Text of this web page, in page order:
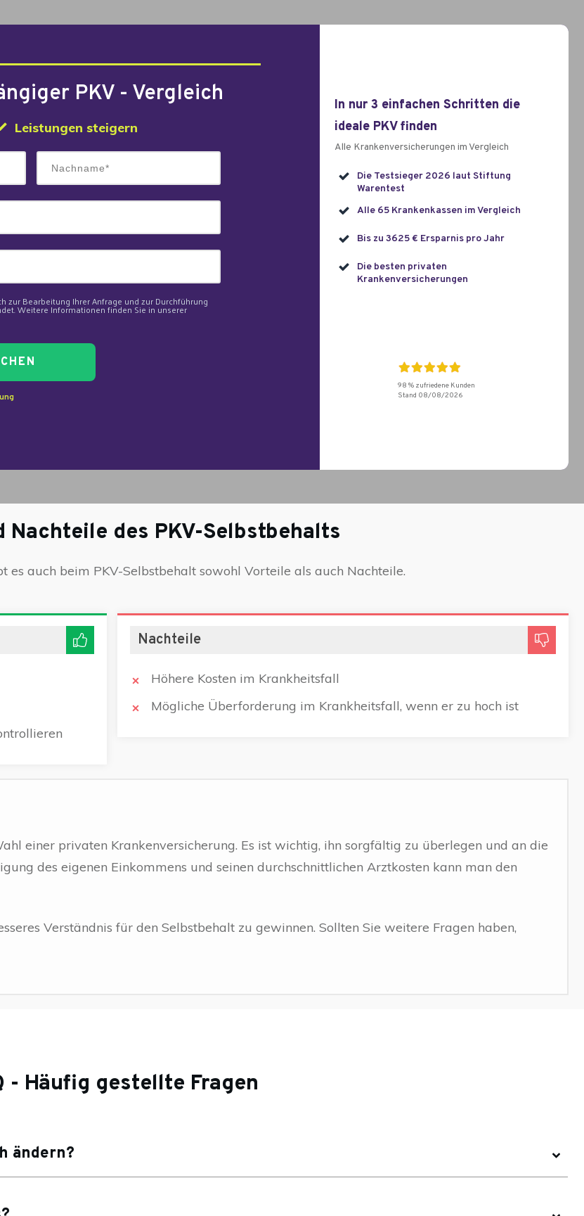
PKV - Vergleich
Leistungen steigern
zur Bearbeitung Ihrer Anfrage und zur Durchführung
Weitere Informationen finden Sie in unserer
In nur 3 einfachen Schritten die
ideale PKV finden
Alle Krankenversicherungen im Vergleich
Die Testsieger 2026 laut Stiftung
Warentest
Alle 65 Krankenkassen im Vergleich
Bis zu 3625 € Ersparnis pro Jahr
Die besten privaten
Krankenversicherungen
98 % zufriedene Kunden
Stand 08/08/2026
Nachteile des PKV-Selbstbehalts
es auch beim PKV-Selbstbehalt sowohl Vorteile als auch Nachteile.
Nachteile
Höhere Kosten im Krankheitsfall
Mögliche Überforderung im Krankheitsfall, wenn er zu hoch ist
einer privaten Krankenversicherung. Es ist wichtig, ihn sorgfältig zu überlegen und an die
des eigenen Einkommens und seinen durchschnittlichen Arztkosten kann man den
Verständnis für den Selbstbehalt zu gewinnen. Sollten Sie weitere Fragen haben,
- Häufig gestellte Fragen
ändern?